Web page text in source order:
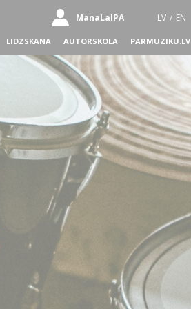
ManaLaIPA LV / EN
LIDZSKANA AUTORSKOLA PARMUZIKU.LV